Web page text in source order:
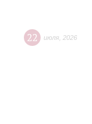
22 июля 2026